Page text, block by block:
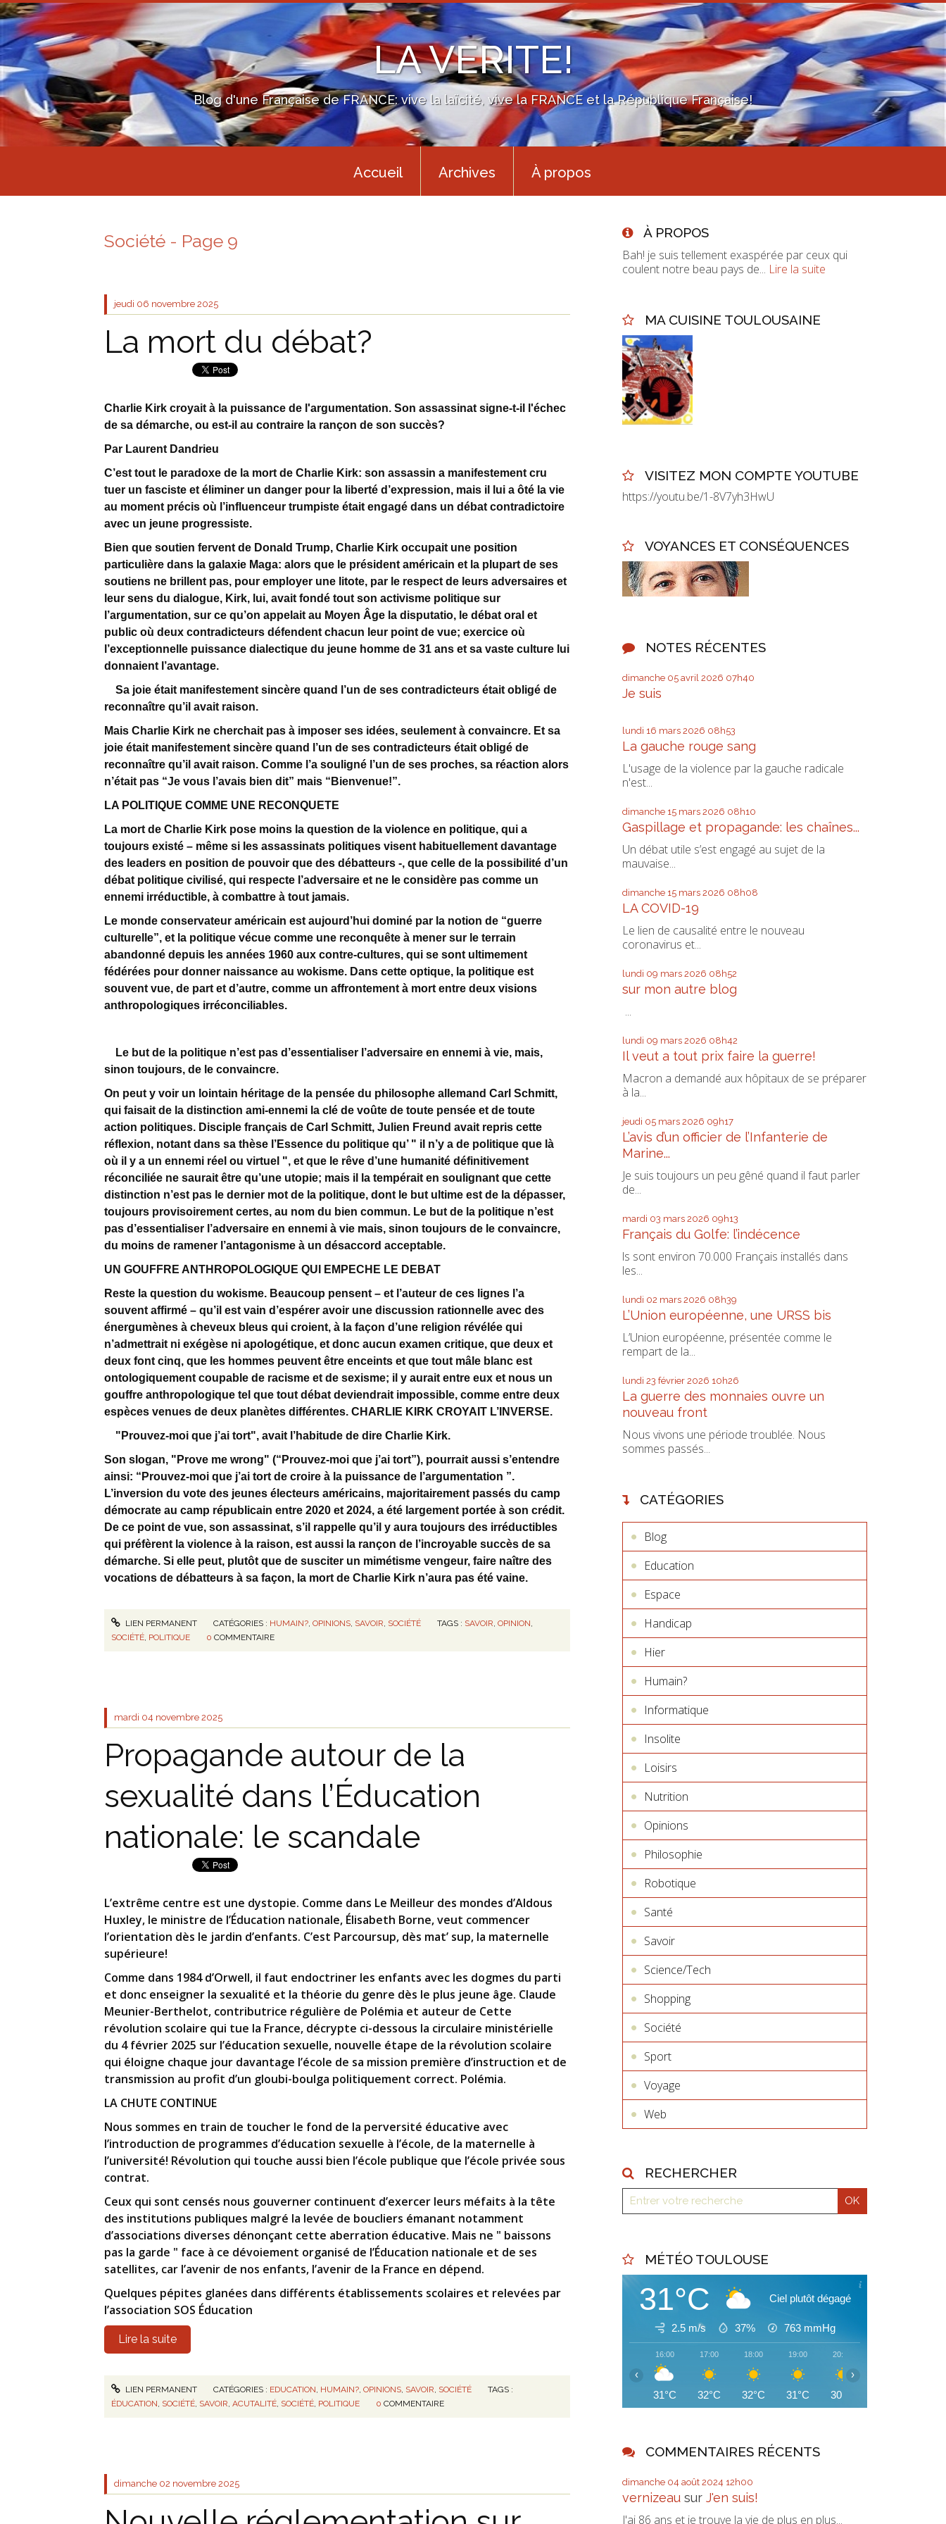
LA VERITE!
Blog d'une Française de FRANCE: vive la laïcité, vive la FRANCE et la République Française!
Accueil Archives À propos
Société - Page 9
jeudi 06 novembre 2025
La mort du débat?
Charlie Kirk croyait à la puissance de l'argumentation. Son assassinat signe-t-il l'échec
de sa démarche, ou est-il au contraire la rançon de son succès?
Par Laurent Dandrieu
C’est tout le paradoxe de la mort de Charlie Kirk: son assassin a manifestement cru
tuer un fasciste et éliminer un danger pour la liberté d’expression, mais il lui a ôté la vie
au moment précis où l’influenceur trumpiste était engagé dans un débat contradictoire
avec un jeune progressiste.
Bien que soutien fervent de Donald Trump, Charlie Kirk occupait une position
particulière dans la galaxie Maga: alors que le président américain et la plupart de ses
soutiens ne brillent pas, pour employer une litote, par le respect de leurs adversaires et
leur sens du dialogue, Kirk, lui, avait fondé tout son activisme politique sur
l’argumentation, sur ce qu’on appelait au Moyen Âge la disputatio, le débat oral et
public où deux contradicteurs défendent chacun leur point de vue; exercice où
l’exceptionnelle puissance dialectique du jeune homme de 31 ans et sa vaste culture lui
donnaient l’avantage.
Sa joie était manifestement sincère quand l’un de ses contradicteurs était obligé de
reconnaître qu’il avait raison.
Mais Charlie Kirk ne cherchait pas à imposer ses idées, seulement à convaincre. Et sa
joie était manifestement sincère quand l’un de ses contradicteurs était obligé de
reconnaître qu’il avait raison. Comme l’a souligné l’un de ses proches, sa réaction alors
n’était pas “Je vous l’avais bien dit” mais “Bienvenue!”.
LA POLITIQUE COMME UNE RECONQUETE
La mort de Charlie Kirk pose moins la question de la violence en politique, qui a
toujours existé – même si les assassinats politiques visent habituellement davantage
des leaders en position de pouvoir que des débatteurs -, que celle de la possibilité d’un
débat politique civilisé, qui respecte l’adversaire et ne le considère pas comme un
ennemi irréductible, à combattre à tout jamais.
Le monde conservateur américain est aujourd’hui dominé par la notion de “guerre
culturelle”, et la politique vécue comme une reconquête à mener sur le terrain
abandonné depuis les années 1960 aux contre-cultures, qui se sont ultimement
fédérées pour donner naissance au wokisme. Dans cette optique, la politique est
souvent vue, de part et d’autre, comme un affrontement à mort entre deux visions
anthropologiques irréconciliables.
Le but de la politique n’est pas d’essentialiser l’adversaire en ennemi à vie, mais,
sinon toujours, de le convaincre.
On peut y voir un lointain héritage de la pensée du philosophe allemand Carl Schmitt,
qui faisait de la distinction ami-ennemi la clé de voûte de toute pensée et de toute
action politiques. Disciple français de Carl Schmitt, Julien Freund avait repris cette
réflexion, notant dans sa thèse l’Essence du politique qu’ " il n’y a de politique que là
où il y a un ennemi réel ou virtuel ", et que le rêve d’une humanité définitivement
réconciliée ne saurait être qu’une utopie; mais il la tempérait en soulignant que cette
distinction n’est pas le dernier mot de la politique, dont le but ultime est de la dépasser,
toujours provisoirement certes, au nom du bien commun. Le but de la politique n’est
pas d’essentialiser l’adversaire en ennemi à vie mais, sinon toujours de le convaincre,
du moins de ramener l’antagonisme à un désaccord acceptable.
UN GOUFFRE ANTHROPOLOGIQUE QUI EMPECHE LE DEBAT
Reste la question du wokisme. Beaucoup pensent – et l’auteur de ces lignes l’a
souvent affirmé – qu’il est vain d’espérer avoir une discussion rationnelle avec des
énergumènes à cheveux bleus qui croient, à la façon d’une religion révélée qui
n’admettrait ni exégèse ni apologétique, et donc aucun examen critique, que deux et
deux font cinq, que les hommes peuvent être enceints et que tout mâle blanc est
ontologiquement coupable de racisme et de sexisme; il y aurait entre eux et nous un
gouffre anthropologique tel que tout débat deviendrait impossible, comme entre deux
espèces venues de deux planètes différentes. CHARLIE KIRK CROYAIT L’INVERSE.
"Prouvez-moi que j’ai tort", avait l’habitude de dire Charlie Kirk.
Son slogan, "Prove me wrong" (“Prouvez-moi que j’ai tort”), pourrait aussi s’entendre
ainsi: “Prouvez-moi que j’ai tort de croire à la puissance de l’argumentation ”.
L’inversion du vote des jeunes électeurs américains, majoritairement passés du camp
démocrate au camp républicain entre 2020 et 2024, a été largement portée à son crédit.
De ce point de vue, son assassinat, s’il rappelle qu’il y aura toujours des irréductibles
qui préfèrent la violence à la raison, est aussi la rançon de l’incroyable succès de sa
démarche. Si elle peut, plutôt que de susciter un mimétisme vengeur, faire naître des
vocations de débatteurs à sa façon, la mort de Charlie Kirk n’aura pas été vaine.
LIEN PERMANENT CATÉGORIES : HUMAIN? ,OPINIONS SAVOIR SOCIÉTÉ TAGS : SAVOIR ,OPINION
SOCIÉTÉ POLITIQUE 0 COMMENTAIRE
mardi 04 novembre 2025
Propagande autour de la
sexualité dans l’Éducation
nationale: le scandale
L’extrême centre est une dystopie. Comme dans Le Meilleur des mondes d’Aldous
Huxley, le ministre de l’Éducation nationale, Élisabeth Borne, veut commencer
l’orientation dès le jardin d’enfants. C’est Parcoursup, dès mat’ sup, la maternelle
supérieure!
Comme dans 1984 d’Orwell, il faut endoctriner les enfants avec les dogmes du parti
et donc enseigner la sexualité et la théorie du genre dès le plus jeune âge. Claude
Meunier-Berthelot, contributrice régulière de Polémia et auteur de Cette
révolution scolaire qui tue la France, décrypte ci-dessous la circulaire ministérielle
du 4 février 2025 sur l’éducation sexuelle, nouvelle étape de la révolution scolaire
qui éloigne chaque jour davantage l’école de sa mission première d’instruction et de
transmission au profit d’un gloubi-boulga politiquement correct. Polémia.
LA CHUTE CONTINUE
Nous sommes en train de toucher le fond de la perversité éducative avec
l’introduction de programmes d’éducation sexuelle à l’école, de la maternelle à
l’université! Révolution qui touche aussi bien l’école publique que l’école privée sous
contrat.
Ceux qui sont censés nous gouverner continuent d’exercer leurs méfaits à la tête
des institutions publiques malgré la levée de boucliers émanant notamment
d’associations diverses dénonçant cette aberration éducative. Mais ne " baissons
pas la garde " face à ce dévoiement organisé de l’Éducation nationale et de ses
satellites, car l’avenir de nos enfants, l’avenir de la France en dépend.
Quelques pépites glanées dans différents établissements scolaires et relevées par
l’association SOS Éducation
Lire la suite
LIEN PERMANENT CATÉGORIES : EDUCATION, HUMAIN?,OPINIONS, SAVOIR, SOCIÉTÉ
TAGS :
ÉDUCATION, SOCIÉTÉ, SAVOIR, ACUTALITÉ, SOCIÉTÉ, POLITIQUE 0 COMMENTAIRE
dimanche 02 novembre 2025
À PROPOS
Bah! je suis tellement exaspérée par ceux qui
coulent notre beau pays de... Lire la suite
MA CUISINE TOULOUSAINE
VISITEZ MON COMPTE YOUTUBE
https://youtu.be/1-8V7yh3HwU
VOYANCES ET CONSÉQUENCES
NOTES RÉCENTES
dimanche 05 avril 2026 07h40
Je suis
lundi 16 mars 2026 08h53
La gauche rouge sang
L'usage de la violence par la gauche radicale
n'est...
dimanche 15 mars 2026 08h10
Gaspillage et propagande: les chaînes...
Un débat utile s’est engagé au sujet de la
mauvaise...
dimanche 15 mars 2026 08h08
LA COVID-19
Le lien de causalité entre le nouveau
coronavirus et...
lundi 09 mars 2026 08h52
sur mon autre blog
...
lundi 09 mars 2026 08h42
Il veut a tout prix faire la guerre!
Macron a demandé aux hôpitaux de se préparer
à la...
jeudi 05 mars 2026 09h17
L’avis d’un officier de l’Infanterie de
Marine...
Je suis toujours un peu gêné quand il faut parler
de...
mardi 03 mars 2026 09h13
Français du Golfe: l’indécence
ls sont environ 70.000 Français installés dans
les...
lundi 02 mars 2026 08h39
L’Union européenne, une URSS bis
L’Union européenne, présentée comme le
rempart de la...
lundi 23 février 2026 10h26
La guerre des monnaies ouvre un
nouveau front
Nous vivons une période troublée. Nous
sommes passés...
CATÉGORIES
Blog
Education
Espace
Handicap
Hier
Humain?
Informatique
Insolite
Loisirs
Nutrition
Opinions
Philosophie
Robotique
Santé
Savoir
Science/Tech
Shopping
Société
Sport
Voyage
Web
RECHERCHER
MÉTÉO TOULOUSE
31°C Ciel plutôt dégagé
2.5 m/s 37% 763 mmHg
16:00
31°C
17:00
32°C
18:00
32°C
19:00
31°C
20:00
30°C
‹ ›
COMMENTAIRES RÉCENTS
dimanche 04 août 2024 12h00
vernizeau surJ'en suis!
J'ai 86 ans et je trouve la vie de plus en plus...